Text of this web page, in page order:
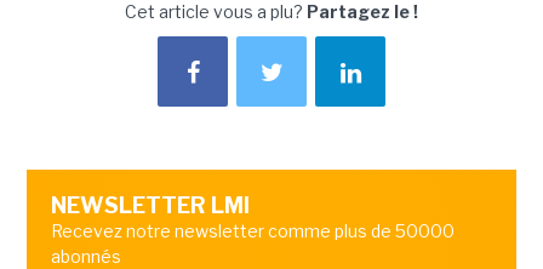
Cet article vous a plu? Partagez le !
NEWSLETTER LMI
Recevez notre newsletter comme plus de 50000
abonnés